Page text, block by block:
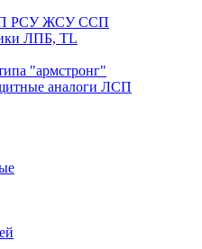
РСУ ЖСУ ССП
ЛПБ, TL
"армстронг"
аналоги ЛСП